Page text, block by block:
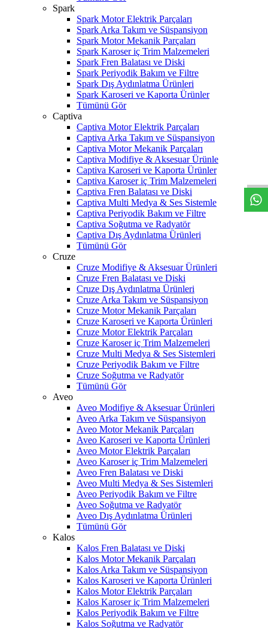
Spark
Spark Motor Elektrik Parçaları
Spark Arka Takım ve Süspansiyon
Spark Motor Mekanik Parçaları
Spark Karoser iç Trim Malzemeleri
Spark Fren Balatası ve Diski
Spark Periyodik Bakım ve Filtre
Spark Dış Aydınlatma Ürünleri
Spark Karoseri ve Kaporta Ürünler
Tümünü Gör
Captiva
Captiva Motor Elektrik Parçaları
Captiva Arka Takım ve Süspansiyon
Captiva Motor Mekanik Parçaları
Captiva Modifiye & Aksesuar Ürünle
Captiva Karoseri ve Kaporta Ürünler
Captiva Karoser iç Trim Malzemeleri
Captiva Fren Balatası ve Diski
Captiva Multi Medya & Ses Sistemle
Captiva Periyodik Bakım ve Filtre
Captiva Soğutma ve Radyatör
Captiva Dış Aydınlatma Ürünleri
Tümünü Gör
Cruze
Cruze Modifiye & Aksesuar Ürünleri
Cruze Fren Balatası ve Diski
Cruze Dış Aydınlatma Ürünleri
Cruze Arka Takım ve Süspansiyon
Cruze Motor Mekanik Parçaları
Cruze Karoseri ve Kaporta Ürünleri
Cruze Motor Elektrik Parçaları
Cruze Karoser iç Trim Malzemeleri
Cruze Multi Medya & Ses Sistemleri
Cruze Periyodik Bakım ve Filtre
Cruze Soğutma ve Radyatör
Tümünü Gör
Aveo
Aveo Modifiye & Aksesuar Ürünleri
Aveo Arka Takım ve Süspansiyon
Aveo Motor Mekanik Parçaları
Aveo Karoseri ve Kaporta Ürünleri
Aveo Motor Elektrik Parçaları
Aveo Karoser iç Trim Malzemeleri
Aveo Fren Balatası ve Diski
Aveo Multi Medya & Ses Sistemleri
Aveo Periyodik Bakım ve Filtre
Aveo Soğutma ve Radyatör
Aveo Dış Aydınlatma Ürünleri
Tümünü Gör
Kalos
Kalos Fren Balatası ve Diski
Kalos Motor Mekanik Parçaları
Kalos Arka Takım ve Süspansiyon
Kalos Karoseri ve Kaporta Ürünleri
Kalos Motor Elektrik Parçaları
Kalos Karoser iç Trim Malzemeleri
Kalos Periyodik Bakım ve Filtre
Kalos Soğutma ve Radyatör